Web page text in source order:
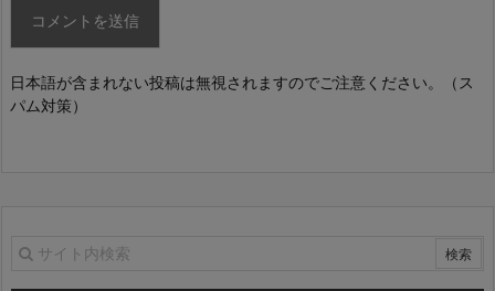
日本語が含まれない投稿は無視されますのでご注意ください。（ス
パム対策）